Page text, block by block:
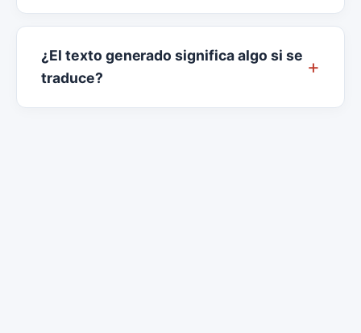
¿El texto generado significa algo si se
traduce?